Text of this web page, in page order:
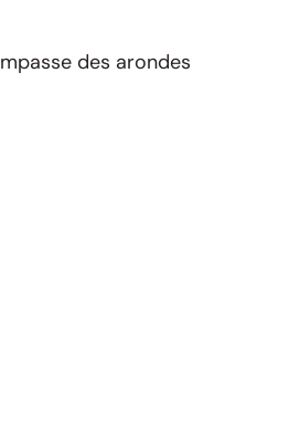
des arondes